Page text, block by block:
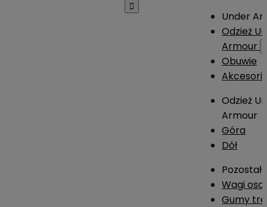

Under
Odzież
Armour
Obuwie
Odzież
Armour
Góra
Dół
Wagi
Gumy